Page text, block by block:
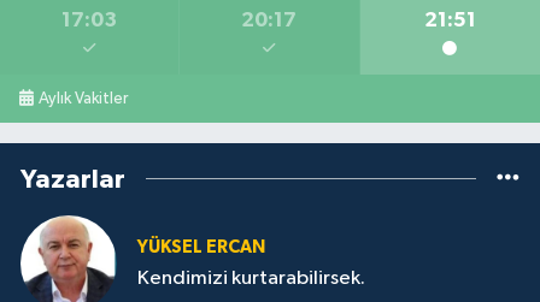
17:03 20:17 21:51
Aylık Vakitler
Yazarlar
YÜKSEL ERCAN
Kendimizi kurtarabilirsek.